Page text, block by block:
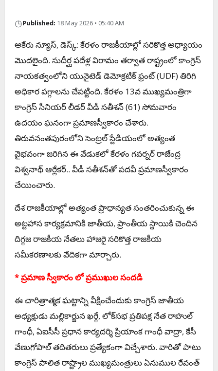
◷Published: 18 May 2026 • 05:40 AM
ఆకేరు న్యూస్, డెస్క్: కేరళం రాజకీయాల్లో సరికొత్త అధ్యాయం
మొదలైంది. సుదీర్ఘ పదేళ్ల విరామం తర్వాత రాష్ట్రంలో కాంగ్రెస్
నాయకత్వంలోని యునైటెడ్ డెమోక్రటిక్ ఫ్రంట్ (UDF) తిరిగి
అధికార పగ్గాలను చేపట్టింది. కేరళం 13వ ముఖ్యమంత్రిగా
కాంగ్రెస్ సీనియర్ లీడర్ వీడీ సతీశన్ (61) సోమవారం
ఉదయం ఘనంగా ప్రమాణస్వీకారం చేశారు.
తిరువనంతపురంలోని సెంట్రల్ స్టేడియంలో అత్యంత
వైభవంగా జరిగిన ఈ వేడుకలో కేరళం గవర్నర్ రాజేంద్ర
విశ్వనాథ్ ఆర్లేకర్.. వీడీ సతీశన్‌తో పదవీ ప్రమాణస్వీకారం
చేయించారు.
దేశ రాజకీయాల్లో అత్యంత ప్రాధాన్యత సంతరించుకున్న ఈ
అట్టహాస కార్యక్రమానికి జాతీయ, ప్రాంతీయ స్థాయికి చెందిన
దిగ్గజ రాజకీయ నేతలు హాజరై సరికొత్త రాజకీయ
సమీకరణాలకు వేదికగా మార్చారు.
* ప్రమాణ స్వీకారం లో ప్రముఖుల సందడి
ఈ చారిత్రాత్మక ఘట్టాన్ని వీక్షించేందుకు కాంగ్రెస్ జాతీయ
అధ్యక్షుడు మల్లికార్జున ఖర్గే, లోక్‌సభ ప్రతిపక్ష నేత రాహుల్
గాంధీ, ఏఐసీసీ ప్రధాన కార్యదర్శి ప్రియాంక గాంధీ వాద్రా, కేసీ
వేణుగోపాల్ తదితరులు ప్రత్యేకంగా విచ్చేశారు. వారితో పాటు
కాంగ్రెస్ పాలిత రాష్ట్రాల ముఖ్యమంత్రులు ఏనుముల రేవంత్